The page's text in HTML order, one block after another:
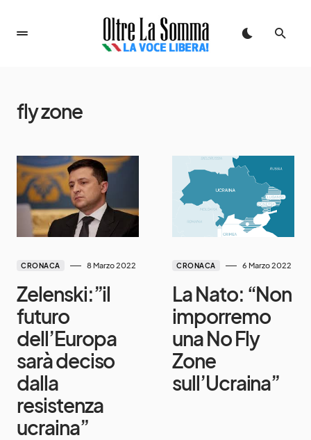
fly zone
CRONACA 8 Marzo 2022
Zelenski:”il
futuro
dell’Europa
sarà deciso
dalla
resistenza
ucraina”
CRONACA 6 Marzo 2022
La Nato: “Non
imporremo
una No Fly
Zone
sull’Ucraina”